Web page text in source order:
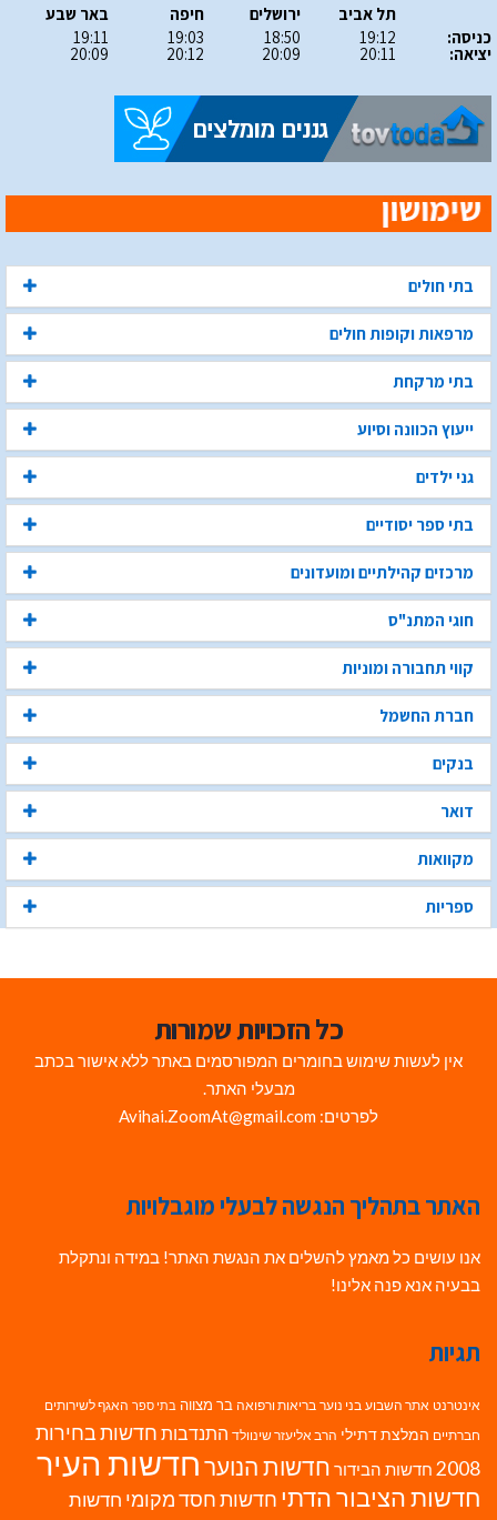
כניסה:
יציאה:
תל אביב
19:12
20:11
ירושלים
18:50
20:09
חיפה
19:03
20:12
באר שבע
19:11
20:09
בתי חולים
מרפאות וקופות חולים
בתי מרקחת
ייעוץ הכוונה וסיוע
גני ילדים
בתי ספר יסודיים
מרכזים קהילתיים ומועדונים
חוגי המתנ"ס
קווי תחבורה ומוניות
חברת החשמל
בנקים
דואר
מקוואות
ספריות
כל הזכויות שמורות
אין לעשות שימוש בחומרים המפורסמים באתר ללא אישור בכתב
מבעלי האתר.
לפרטים: Avihai.ZoomAt@gmail.com
האתר בתהליך הנגשה לבעלי מוגבלויות
אנו עושים כל מאמץ להשלים את הנגשת האתר! במידה ונתקלת
בבעיה אנא פנה אלינו!
תגיות
אינטרנט אתר השבוע בני נוער בריאות ורפואה בר מצווה בתי ספר האגף לשירותים
חברתיים המלצת דתילי הרב אליעזר שינוולד התנדבות חדשות בחירות
2008 חדשות הבידור חדשות הנוערחדשות העיר
חדשות הציבור הדתי חדשות חסד מקומי חדשות